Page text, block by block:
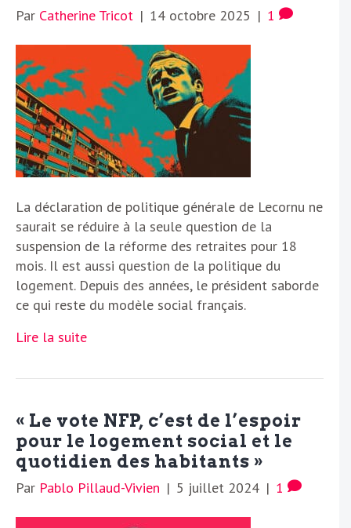
Par Catherine Tricot | 14 octobre 2025 | 1
La déclaration de politique générale de Lecornu ne
saurait se réduire à la seule question de la
suspension de la réforme des retraites pour 18
mois. Il est aussi question de la politique du
logement. Depuis des années, le président saborde
ce qui reste du modèle social français.
Lire la suite
« Le vote NFP, c’est de l’espoir
pour le logement social et le
quotidien des habitants »
Par Pablo Pillaud-Vivien | 5 juillet 2024 | 1